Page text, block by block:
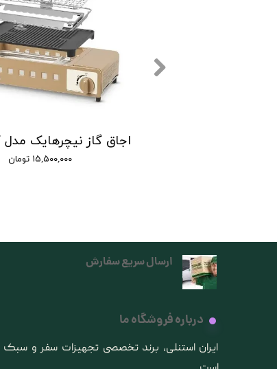
۱۵,۵۰۰,۰۰۰ تومان
ارسال سریع سفارش
درباره فروشگاه ما
​ایران استنلی، برند تخصصی تجهیزات سفر و